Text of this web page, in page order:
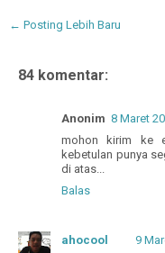
← Posting Lebih Baru
84 komentar:
Anonim 8 Maret
mohon kirim ke
kebetulan punya
di atas...
Balas
ahocool
9